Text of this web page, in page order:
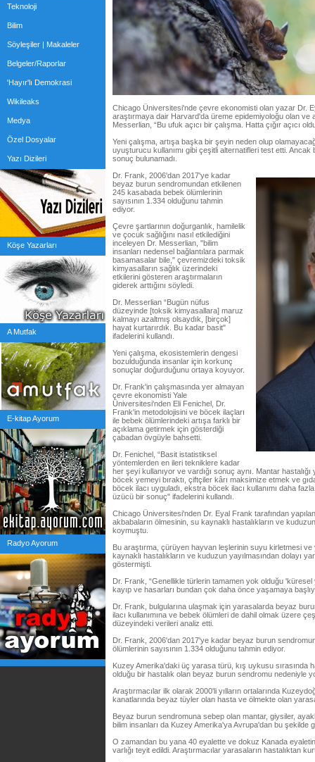
Teknoloji
Bilim
Söyleşiler | Makaleler
Belgeler/Raporlar
'Hayır'lı Demokrasi
Wikileaks
Medya
Özel Dosyalar
Yazı Dizileri
Köşe Yazarları
A Mutfak
E-kitap Ayorum
Radyo Ayorum
Chicago Üniversitesi'nde çevre ekonomisti olan yazar Dr.
araştırmaya dair Harvard'da üreme epidemiyoloğu olan ve
Messerlian, “Bu ufuk açıcı bir çalışma. Hatta çığır açıcı
Yeni çalışma, artışa başka bir şeyin neden olup
uyuşturucu kullanımı gibi çeşitli alternatifleri test etti.
sonuç bulunamadı.
Dr. Frank, 2006'dan 2017'ye kadar
beyaz burun sendromundan etkilenen
245 kasabada bebek ölümlerinin
sayısının 1.334 olduğunu tahmin
ediyor.
Çevre şartlarının doğurganlık, hamilelik
ve çocuk sağlığını nasıl etkilediğini
inceleyen Dr. Messerlian, "bilim
insanları nedensel bağlantılara parmak
basamasalar bile," çevremizdeki toksik
kimyasalların sağlık üzerindeki
etkilerini gösteren araştırmaların
giderek arttığını söyledi.
Dr. Messerlian “Bugün nüfus
düzeyinde [toksik kimyasallara] maruz
kalmayı azaltmış olsaydık, [birçok]
hayat kurtarırdık. Bu kadar basit"
ifadelerini kullandı.
Yeni çalışma, ekosistemlerin dengesi
bozulduğunda insanlar için korkunç
sonuçlar doğurduğunu ortaya koyuyor.
Dr. Frank'in çalışmasında yer almayan
çevre ekonomisti Yale
Üniversitesi'nden Eli Fenichel, Dr.
Frank'in metodolojisini ve böcek ilaçları
ile bebek ölümlerindeki artışa farklı bir
açıklama getirmek için gösterdiği
çabadan övgüyle bahsetti.
Dr. Fenichel, “Basit istatistiksel
yöntemlerden en ileri tekniklere kadar
her şeyi kullanıyor ve vardığı sonuç aynı. Mantar
böcek yemeyi bıraktı, çiftçiler kârı maksimize etmek ve
böcek ilacı uyguladı, ekstra böcek ilacı kullanımı daha
üzücü bir sonuç" ifadelerini kullandı.
Chicago Üniversitesi'nden Dr. Eyal Frank tarafından
akbabaların ölmesinin, su kaynaklı hastalıkların ve
koymuştu.
Bu araştırma, çürüyen hayvan leşlerinin suyu kirletmesi
kaynaklı hastalıkların ve kuduzun yayılmasından dolayı
göstermişti.
Dr. Frank, “Genellikle türlerin tamamen yok olduğu
kayıp ve hasarları bundan çok daha önce yaşamaya
Dr. Frank, bulgularına ulaşmak için yarasalarda beyaz
ilacı kullanımına ve bebek ölümleri de dahil olmak üzere
düzeyindeki verileri analiz etti.
Dr. Frank, 2006'dan 2017'ye kadar beyaz burun
ölümlerinin sayısının 1.334 olduğunu tahmin ediyor.
Kuzey Amerika'daki üç yarasa türü, kış uykusu sırasında
olduğu bir hastalık olan beyaz burun sendromu nedeniyle
Araştırmacılar ilk olarak 2000'li yılların ortalarında
kanatlarında beyaz tüyler olan hasta ve ölmekte olan
Beyaz burun sendromuna sebep olan mantar, giysiler,
bilim insanları da Kuzey Amerika'ya Avrupa'dan bu şekilde
O zamandan bu yana 40 eyalette ve dokuz Kanada
varlığı teyit edildi. Araştırmacılar yarasaların hastalıktan